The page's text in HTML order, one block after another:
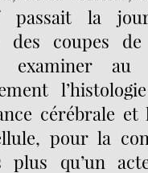
passait la
des coupes
examiner au
cérébrale
pour la
plus qu’un